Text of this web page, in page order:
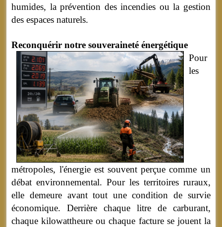
humides, la prévention des incendies ou la gestion
des espaces naturels.
Reconquérir notre souveraineté énergétique
Pour
les
métropoles, l'énergie est souvent perçue comme un
débat environnemental. Pour les territoires ruraux,
elle demeure avant tout une condition de survie
économique. Derrière chaque litre de carburant,
chaque kilowattheure ou chaque facture se jouent la